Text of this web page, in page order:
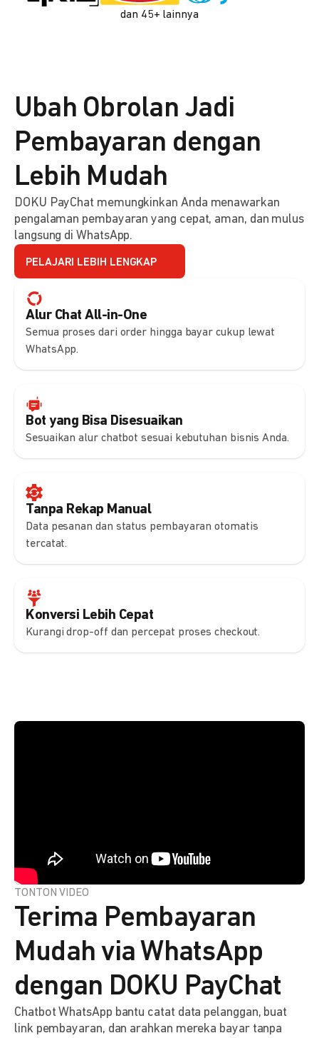
dan 45+ lainnya
Alur Chat All-in-One
Semua proses dari order hingga bayar cukup lewat
WhatsApp.
Bot yang Bisa Disesuaikan
Sesuaikan alur chatbot sesuai kebutuhan bisnis Anda.
Tanpa Rekap Manual
Data pesanan dan status pembayaran otomatis
tercatat.
Konversi Lebih Cepat
Kurangi drop-off dan percepat proses checkout.
Ubah Obrolan Jadi
Pembayaran dengan
Lebih Mudah
DOKU PayChat memungkinkan Anda menawarkan
pengalaman pembayaran yang cepat, aman, dan mulus
langsung di WhatsApp.
PELAJARI LEBIH LENGKAP
TONTON VIDEO
Terima Pembayaran
Mudah via WhatsApp
dengan DOKU PayChat
Chatbot WhatsApp bantu catat data pelanggan, buat
link pembayaran, dan arahkan mereka bayar tanpa